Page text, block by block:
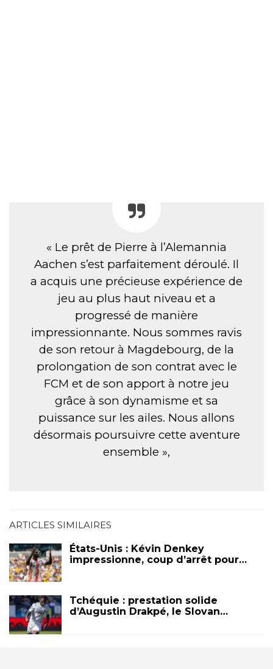
« Le prêt de Pierre à l’Alemannia
Aachen s’est parfaitement déroulé. Il
a acquis une précieuse expérience de
jeu au plus haut niveau et a
progressé de manière
impressionnante. Nous sommes ravis
de son retour à Magdebourg, de la
prolongation de son contrat avec le
FCM et de son apport à notre jeu
grâce à son dynamisme et sa
puissance sur les ailes. Nous allons
désormais poursuivre cette aventure
ensemble »,
ARTICLES SIMILAIRES
États-Unis : Kévin Denkey
impressionne, coup d’arrêt pour…
Tchéquie : prestation solide
d’Augustin Drakpé, le Slovan…